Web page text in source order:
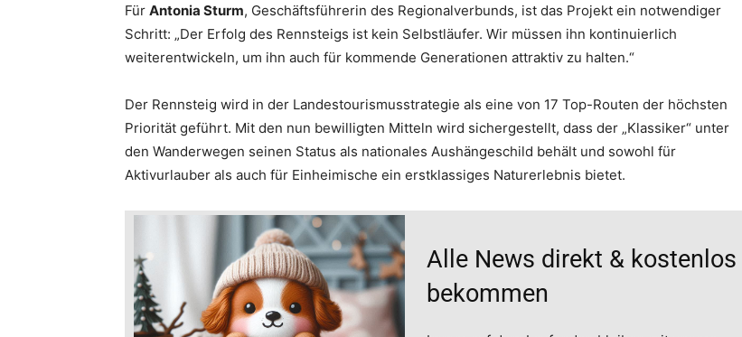
Für Antonia Sturm, Geschäftsführerin des Regionalverbunds, ist das Projekt ein notwendiger
Schritt: „Der Erfolg des Rennsteigs ist kein Selbstläufer. Wir müssen ihn kontinuierlich
weiterentwickeln, um ihn auch für kommende Generationen attraktiv zu halten.“
Der Rennsteig wird in der Landestourismusstrategie als eine von 17 Top-Routen der höchsten
Priorität geführt. Mit den nun bewilligten Mitteln wird sichergestellt, dass der „Klassiker“ unter
den Wanderwegen seinen Status als nationales Aushängeschild behält und sowohl für
Aktivurlauber als auch für Einheimische ein erstklassiges Naturerlebnis bietet.
Alle News direkt & kostenlos
bekommen